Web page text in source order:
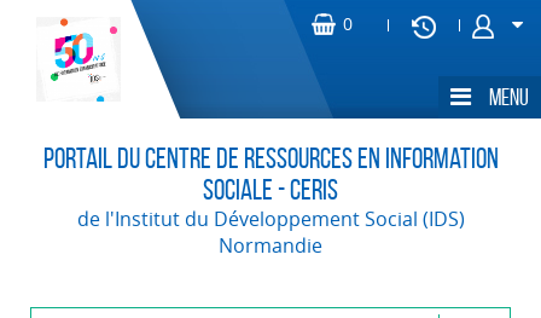
Portail du Centre de Ressources en Information
Sociale - CERIS
de l'Institut du Développement Social (IDS)
Normandie